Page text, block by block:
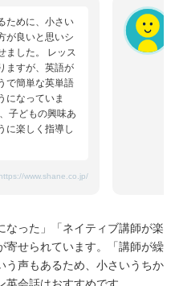
ために、小さい
が良いと思いシ
ました。 レッス
ますが、英語が
で簡単な英単語
になっていま
子どもの興味あ
に楽しく指導し
https://www.shane.co.jp/
なった」「ネイティブ講師が楽
寄せられています。「講師が繰
う声もあるため、小さいうちか
会話はおすすめです。